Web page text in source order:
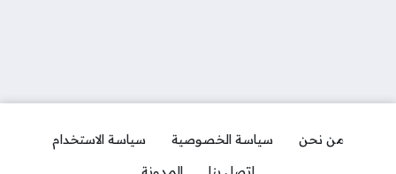
من نحن سياسة الخصوصية
سياسة الاستخدام